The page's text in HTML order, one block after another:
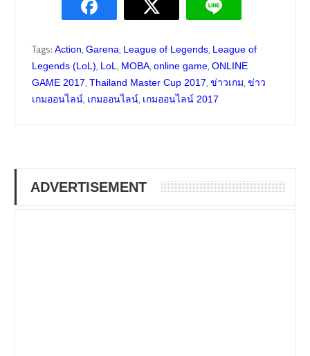
Tags: Action, Garena, League of Legends, League of
Legends (LoL), LoL , MOBA, online game, ONLINE
GAME 2017, Thailand Master Cup 2017, ข่าวเกม, ข่าว
เกมออนไลน์, เกมออนไลน์, เกมออนไลน์ 2017
ADVERTISEMENT